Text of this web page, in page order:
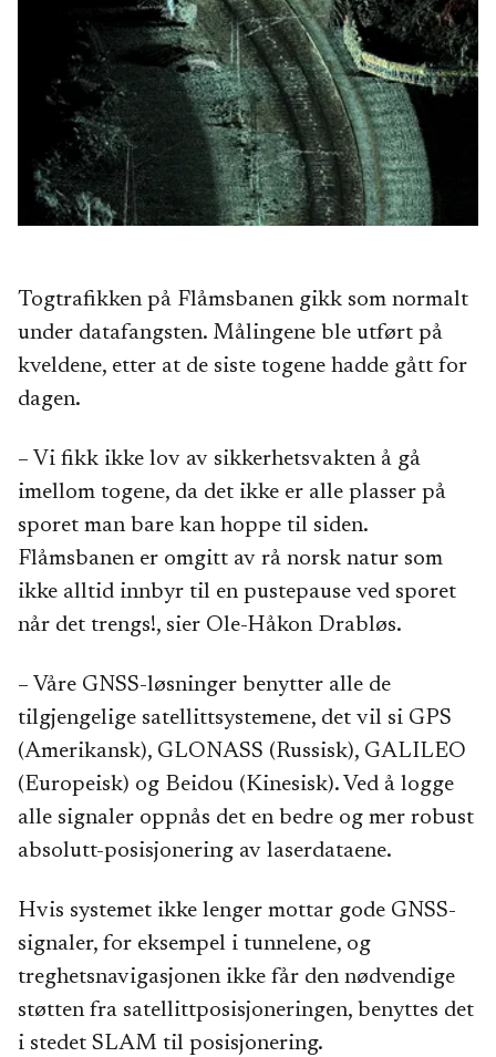
Togtrafikken på Flåmsbanen gikk som normalt
under datafangsten. Målingene ble utført på
kveldene, etter at de siste togene hadde gått for
dagen.
– Vi fikk ikke lov av sikkerhetsvakten å gå
imellom togene, da det ikke er alle plasser på
sporet man bare kan hoppe til siden.
Flåmsbanen er omgitt av rå norsk natur som
ikke alltid innbyr til en pustepause ved sporet
når det trengs!, sier Ole-Håkon Drabløs.
– Våre GNSS-løsninger benytter alle de
tilgjengelige satellittsystemene, det vil si GPS
(Amerikansk), GLONASS (Russisk), GALILEO
(Europeisk) og Beidou (Kinesisk). Ved å logge
alle signaler oppnås det en bedre og mer robust
absolutt-posisjonering av laserdataene.
Hvis systemet ikke lenger mottar gode GNSS-
signaler, for eksempel i tunnelene, og
treghetsnavigasjonen ikke får den nødvendige
støtten fra satellittposisjoneringen, benyttes det
i stedet SLAM til posisjonering.